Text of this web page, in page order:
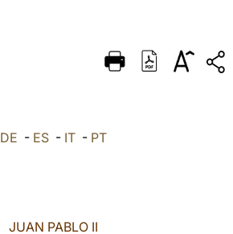
DEUTSCH
DE - ES- IT- PT
JUAN PABLO II